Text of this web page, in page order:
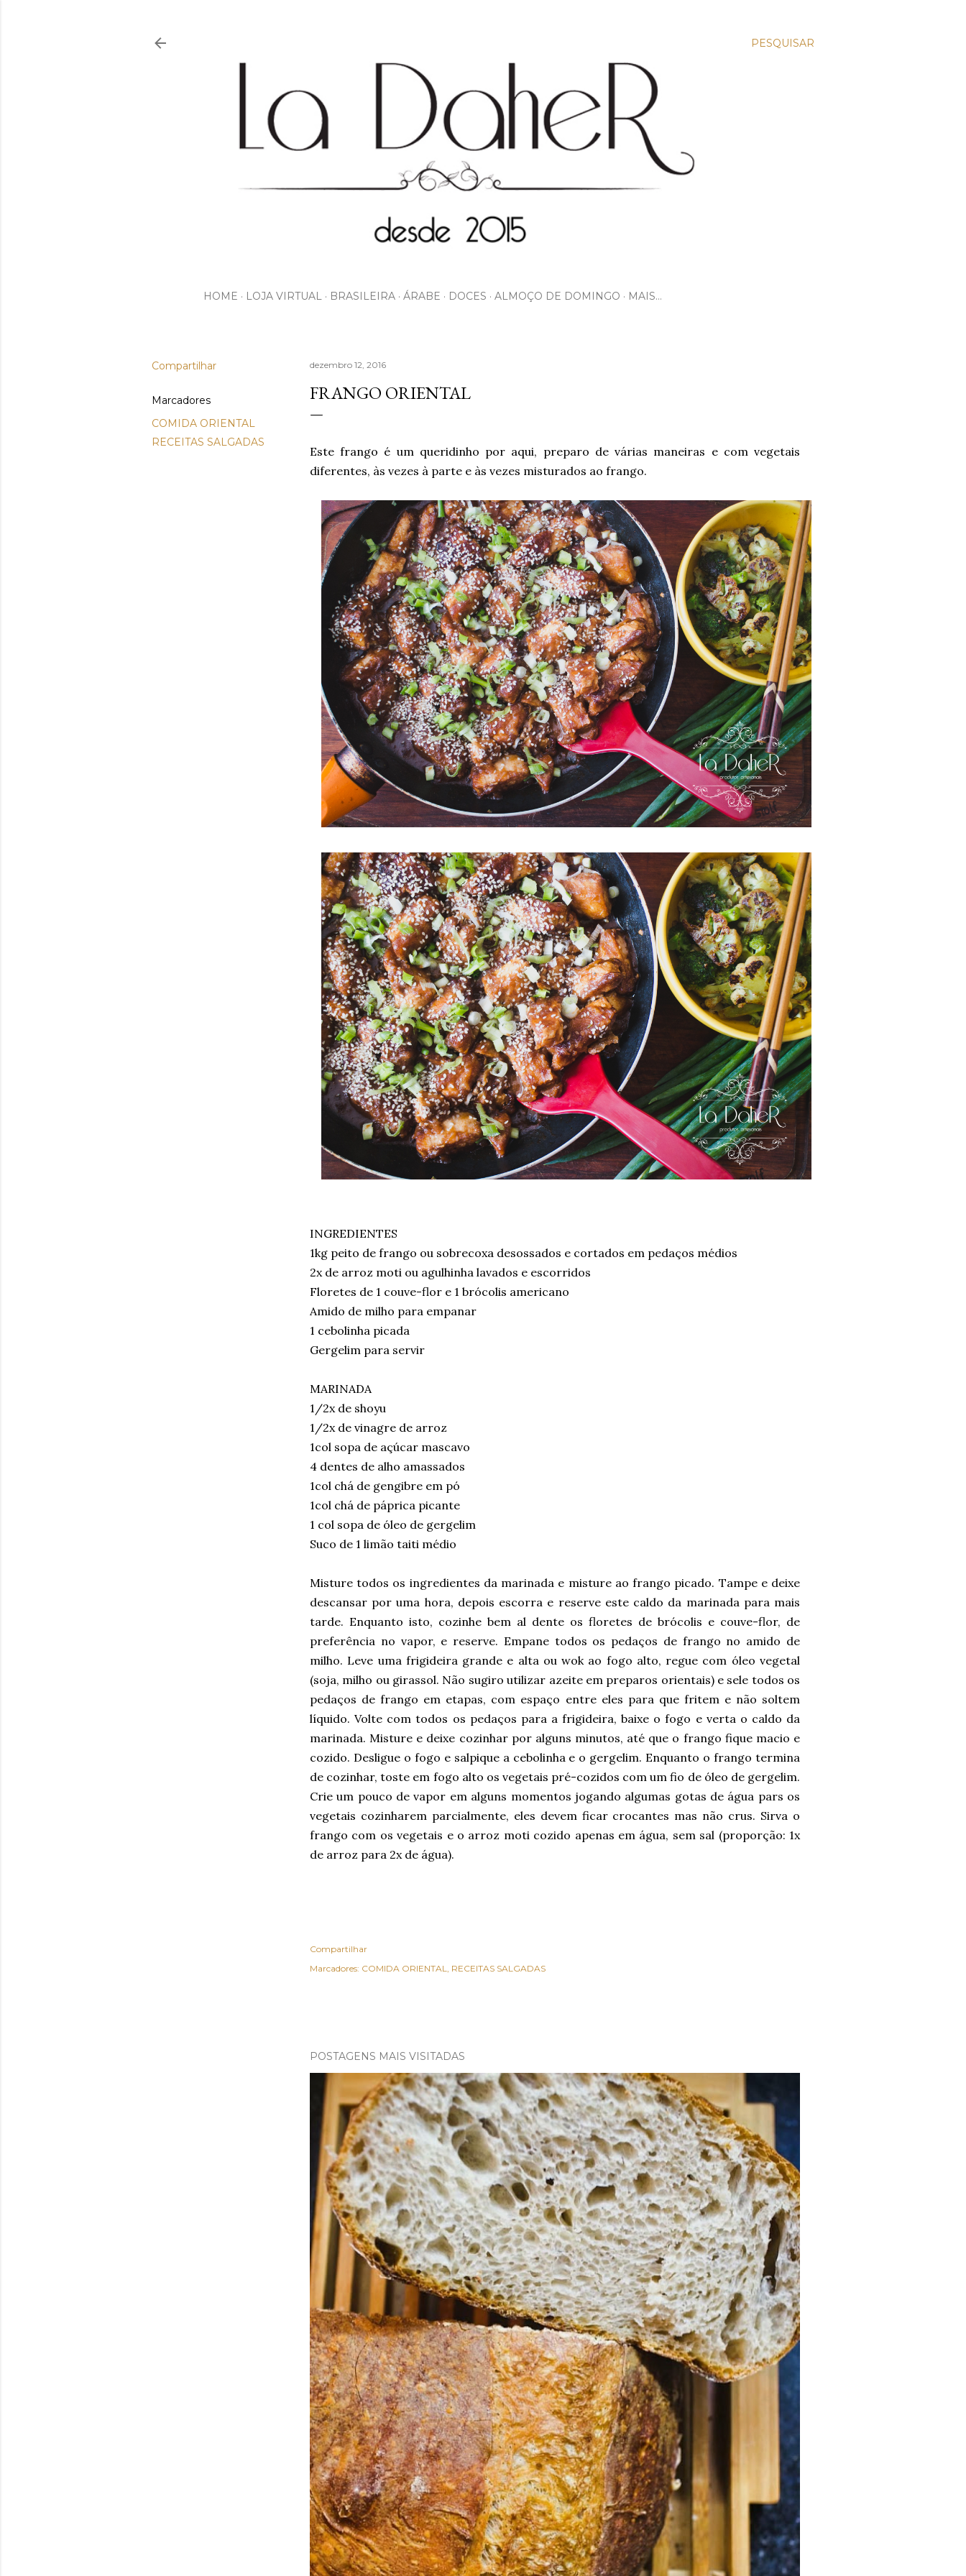
PESQUISAR
HOME LOJA VIRTUAL BRASILEIRA ÁRABE DOCES ALMOÇO DE DOMINGO MAIS…
Compartilhar
Marcadores
COMIDA ORIENTAL
RECEITAS SALGADAS
dezembro 12, 2016
FRANGO ORIENTAL
Este frango é um queridinho por aqui, preparo de várias maneiras e com vegetais
diferentes, às vezes à parte e às vezes misturados ao frango.
INGREDIENTES
1kg peito de frango ou sobrecoxa desossados e cortados em pedaços médios
2x de arroz moti ou agulhinha lavados e escorridos
Floretes de 1 couve-flor e 1 brócolis americano
Amido de milho para empanar
1 cebolinha picada
Gergelim para servir
MARINADA
1/2x de shoyu
1/2x de vinagre de arroz
1col sopa de açúcar mascavo
4 dentes de alho amassados
1col chá de gengibre em pó
1col chá de páprica picante
1 col sopa de óleo de gergelim
Suco de 1 limão taiti médio
Misture todos os ingredientes da marinada e misture ao frango picado. Tampe e deixe
descansar por uma hora, depois escorra e reserve este caldo da marinada para mais
tarde. Enquanto isto, cozinhe bem al dente os floretes de brócolis e couve-flor, de
preferência no vapor, e reserve. Empane todos os pedaços de frango no amido de
milho. Leve uma frigideira grande e alta ou wok ao fogo alto, regue com óleo vegetal
(soja, milho ou girassol. Não sugiro utilizar azeite em preparos orientais) e sele todos os
pedaços de frango em etapas, com espaço entre eles para que fritem e não soltem
líquido. Volte com todos os pedaços para a frigideira, baixe o fogo e verta o caldo da
marinada. Misture e deixe cozinhar por alguns minutos, até que o frango fique macio e
cozido. Desligue o fogo e salpique a cebolinha e o gergelim. Enquanto o frango termina
de cozinhar, toste em fogo alto os vegetais pré-cozidos com um fio de óleo de gergelim.
Crie um pouco de vapor em alguns momentos jogando algumas gotas de água pars os
vegetais cozinharem parcialmente, eles devem ficar crocantes mas não crus. Sirva o
frango com os vegetais e o arroz moti cozido apenas em água, sem sal (proporção: 1x
de arroz para 2x de água).
Compartilhar
Marcadores: COMIDA ORIENTAL RECEITAS SALGADAS
POSTAGENS MAIS VISITADAS